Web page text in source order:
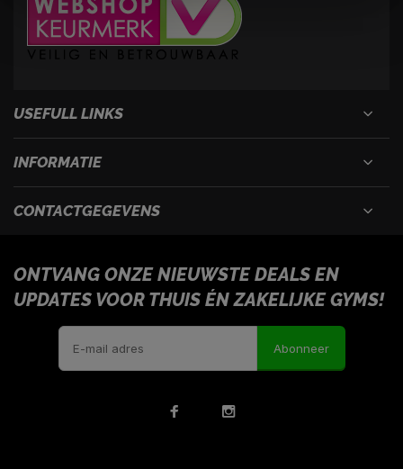
USEFULL LINKS
INFORMATIE
CONTACTGEGEVENS
ONTVANG ONZE NIEUWSTE DEALS EN
UPDATES VOOR THUIS ÉN ZAKELIJKE GYMS!
Abonneer